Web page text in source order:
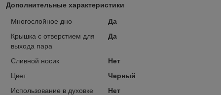
Дополнительные характеристики
Многослойное дно
Да
Крышка с отверстием для
выхода пара
Да
Сливной носик
Нет
Цвет
Черный
Использование в духовке
Нет